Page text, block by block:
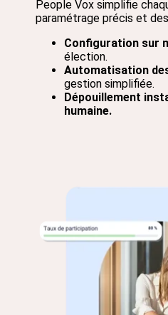
People Vox simplifie
paramétrage précis et
Configuration sur
élection.
Automatisation
gestion simplifiée.
Dépouillement
humaine.